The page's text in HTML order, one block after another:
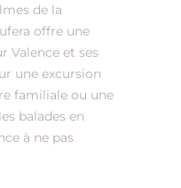
de la
offre une
Valence et ses
une excursion
familiale ou une
balades en
à ne pas